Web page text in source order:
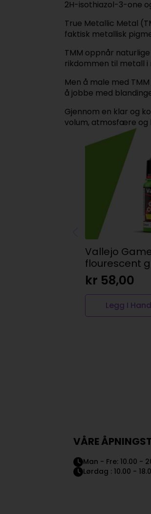
2H-isothiazol-3-one
True Metallic Metal
faktisk metallisk
TMM oppnår
rikdommen til metall
Men å male med
å jobbe med
Gjennom en klar og
volum, atmosfære og
Vallejo
flourescent
kr 58,00
Legg I
VÅRE
Man - Fre: 10.00 -
Lørdag : 10.00 -